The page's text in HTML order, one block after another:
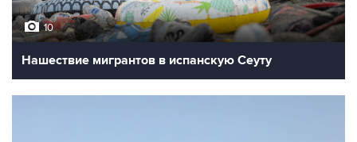
10
Нашествие мигрантов в испанскую Сеуту